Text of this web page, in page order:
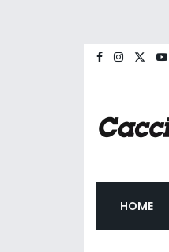
HOME